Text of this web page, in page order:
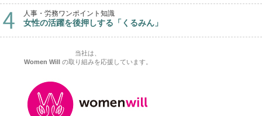
人事・労務ワンポイント知識
女性の活躍を後押しする「くるみん」
当社は、
Women Willの取り組みを応援しています。